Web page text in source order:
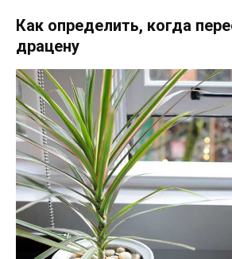
Как определить, когда
драцену